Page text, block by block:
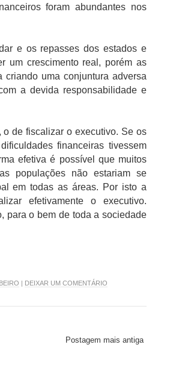
foram abundantes nos
e os repasses dos estados e
um crescimento real, porém as
uma conjuntura adversa
a devida responsabilidade e
o de fiscalizar o executivo. Se os
financeiras tivessem
efetiva é possível que muitos
populações não estariam se
em todas as áreas. Por isto a
efetivamente o executivo.
para o bem de toda a sociedade
| DEIXAR UM COMENTÁRIO
Postagem mais antiga